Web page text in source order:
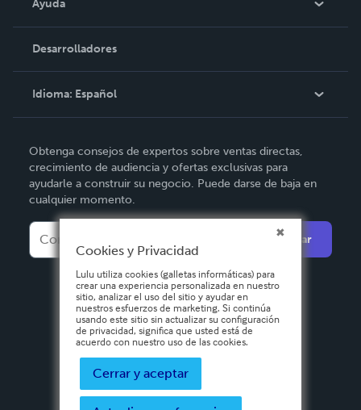
Podcast
Ayuda
Búsqueda del pedido
Base de conocimientos
Comuníquese con Soporte
Desarrolladores
Idioma: Español
Deutsch
Français
Italiano
Español
Obtenga consejos de expertos sobre ventas directas,
crecimiento de audiencia y ofertas exclusivas para
ayudarle a construir su negocio. Puede darse de baja en
cualquier momento.
Enviar
Cookies y Privacidad
Lulu utiliza cookies (galletas informáticas) para
crear una experiencia personalizada en nuestro
sitio, analizar el uso del sitio y ayudar en
nuestros esfuerzos de marketing. Si continúa
usando este sitio sin actualizar su configuración
de privacidad, significa que usted está de
acuerdo con nuestro uso de las cookies.
Cerrar y aceptar